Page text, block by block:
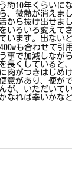
約10年くらいに
、微熱が消えま
から抜け出せま
いろいろ変えて
います。出ない
も合わせて引
事で加減しなが
長くしていると
肉がつきはじめ
意があり、便が
が、いただいて
なれば幸いかな